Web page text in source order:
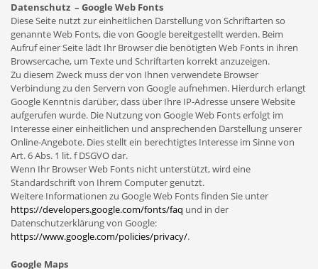
Datenschutz – Google Web Fonts
Diese Seite nutzt zur einheitlichen Darstellung von Schriftarten so
genannte Web Fonts, die von Google bereitgestellt werden. Beim
Aufruf einer Seite lädt Ihr Browser die benötigten Web Fonts in ihren
Browsercache, um Texte und Schriftarten korrekt anzuzeigen.
Zu diesem Zweck muss der von Ihnen verwendete Browser
Verbindung zu den Servern von Google aufnehmen. Hierdurch erlangt
Google Kenntnis darüber, dass über Ihre IP-Adresse unsere Website
aufgerufen wurde. Die Nutzung von Google Web Fonts erfolgt im
Interesse einer einheitlichen und ansprechenden Darstellung unserer
Online-Angebote. Dies stellt ein berechtigtes Interesse im Sinne von
Art. 6 Abs. 1 lit. f DSGVO dar.
Wenn Ihr Browser Web Fonts nicht unterstützt, wird eine
Standardschrift von Ihrem Computer genutzt.
Weitere Informationen zu Google Web Fonts finden Sie unter
https://developers.google.com/fonts/faq und in der
Datenschutzerklärung von Google:
https://www.google.com/policies/privacy/.
Google Maps